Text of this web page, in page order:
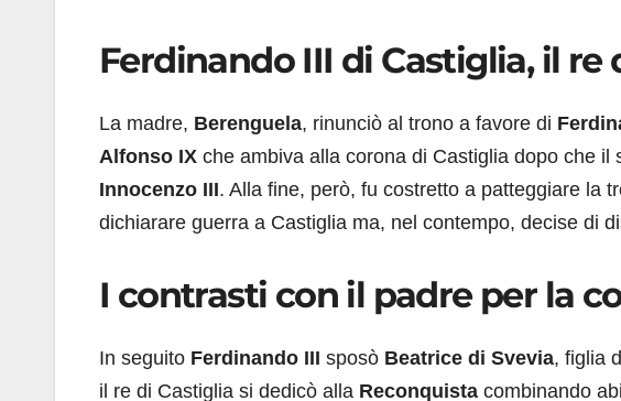
Ferdinando III di Castiglia, il
La madre, Berenguela, rinunciò al trono a favore di
Alfonso IX che ambiva alla corona di Castiglia dopo che
Innocenzo III. Alla fine, però, fu costretto a patteggiare la
dichiarare guerra a Castiglia ma, nel contempo, decise di
I contrasti con il padre per la
In seguito Ferdinando III sposò Beatrice di Svevia, figlia
il re di Castiglia si dedicò alla Reconquista combinando